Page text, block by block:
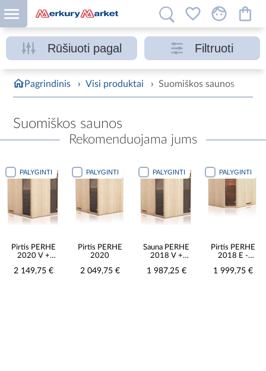
Rūšiuoti pagal Filtruoti
Pagrindinis › Visi produktai › Suomiškos saunos
Suomiškos saunos
Rekomenduojama jums
PALYGINTI
Pirtis PERHE
2020 V +
2 149,75 €
PALYGINTI
Pirtis PERHE
2020
2 049,75 €
PALYGINTI
Sauna PERHE
2018 V +
1 987,25 €
PALYGINTI
Pirtis PERHE
2018 E -
1 999,75 €